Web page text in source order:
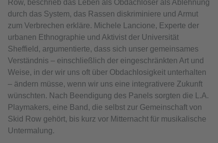
Row, beschrieb das Leben als Obdachloser als Ablehnung
durch das System, das Rassen diskriminiere und Armut
zum Verbrechen erkläre. Michele Lancione, Experte der
urbanen Ethnographie und Aktivist der Universität
Sheffield, argumentierte, dass sich unser gemeinsames
Verständnis – einschließlich der eingeschränkten Art und
Weise, in der wir uns oft über Obdachlosigkeit unterhalten
– ändern müsse, wenn wir uns eine integrativere Zukunft
wünschten. Nach Beendigung des Panels sorgten die L.A.
Playmakers, eine Band, die selbst zur Gemeinschaft von
Skid Row gehört, bis kurz vor Mitternacht für musikalische
Untermalung.